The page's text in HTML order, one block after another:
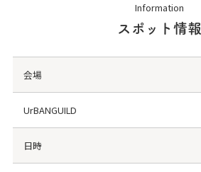
Information
スポット情報
会場
UrBANGUILD
日時